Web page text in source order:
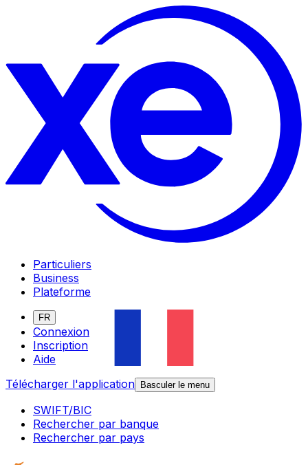
Particuliers
Business
Plateforme
FR
Connexion
Inscription
Aide
Télécharger l'application
Basculer le menu
SWIFT/BIC
Rechercher par banque
Rechercher par pays